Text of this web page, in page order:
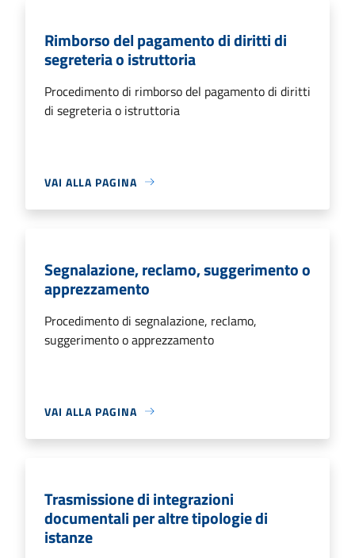
Rimborso del pagamento di diritti di
segreteria o istruttoria
Procedimento di rimborso del pagamento di diritti
di segreteria o istruttoria
VAI ALLA PAGINA
Segnalazione, reclamo, suggerimento o
apprezzamento
Procedimento di segnalazione, reclamo,
suggerimento o apprezzamento
VAI ALLA PAGINA
Trasmissione di integrazioni
documentali per altre tipologie di
istanze